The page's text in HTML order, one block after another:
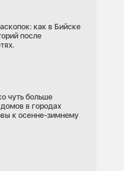
как в Бийске
после
чуть больше
в городах
к осенне-зимнему